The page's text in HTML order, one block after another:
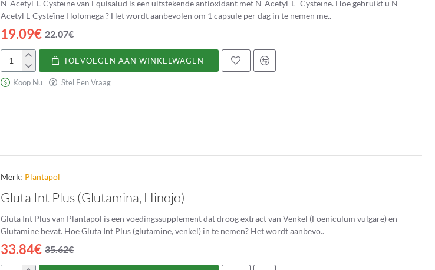
N-Acetyl-L-Cysteïne van Equisalud is een uitstekende antioxidant met N-Acetyl-L -Cysteïne. Hoe gebruikt u N-
Acetyl L-Cysteïne Holomega ? Het wordt aanbevolen om 1 capsule per dag in te nemen me..
19.09€ 22.07€
Acetil
TOEVOEGEN AAN WINKELWAGEN
Koop Nu Stel Een Vraag
Merk: Plantapol
Gluta Int Plus (Glutamina, Hinojo)
Gluta Int Plus van Plantapol is een voedingssupplement dat droog extract van Venkel (Foeniculum vulgare) en
Glutamine bevat. Hoe Gluta Int Plus (glutamine, venkel) in te nemen? Het wordt aanbevo..
33.84€ 35.62€